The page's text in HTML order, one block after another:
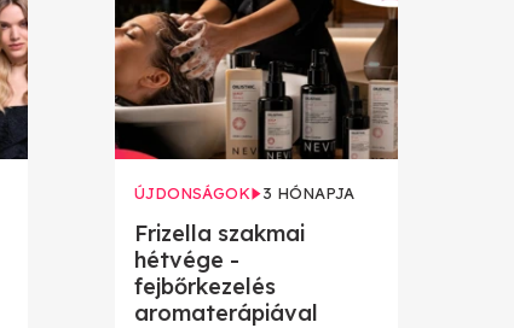
ÚJDONSÁGOK 3 HÓNAPJA
Frizella szakmai
hétvége -
fejbőrkezelés
aromaterápiával